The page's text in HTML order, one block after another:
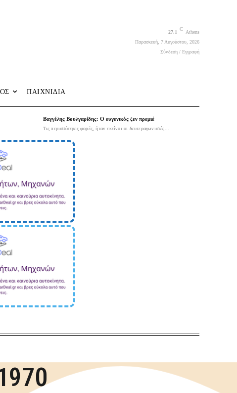
27.1
C
Athens
Παρασκευή, 7 Αυγούστου, 2026
Σύνδεση / Εγγραφή
ΠΑΙΧΝΙΔΙΑ
Βαγγέλης Βουλγαρίδης: Ο ευγενικός ζεν πρεμιέ
Τις περισσότερες φορές, ήταν εκείνοι οι δευτεραγωνιστές...